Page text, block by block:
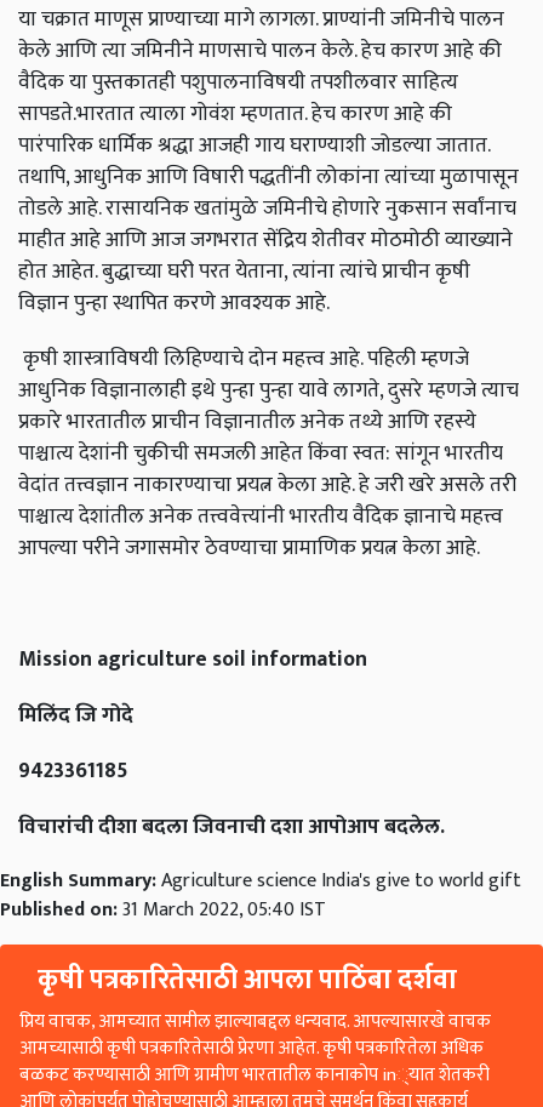
या चक्रात माणूस प्राण्याच्या मागे लागला. प्राण्यांनी जमिनीचे पालन
केले आणि त्या जमिनीने माणसाचे पालन केले. हेच कारण आहे की
वैदिक या पुस्तकातही पशुपालनाविषयी तपशीलवार साहित्य
सापडते.भारतात त्याला गोवंश म्हणतात. हेच कारण आहे की
पारंपारिक धार्मिक श्रद्धा आजही गाय घराण्याशी जोडल्या जातात.
तथापि, आधुनिक आणि विषारी पद्धतींनी लोकांना त्यांच्या मुळापासून
तोडले आहे. रासायनिक खतांमुळे जमिनीचे होणारे नुकसान सर्वांनाच
माहीत आहे आणि आज जगभरात सेंद्रिय शेतीवर मोठमोठी व्याख्याने
होत आहेत. बुद्धाच्या घरी परत येताना, त्यांना त्यांचे प्राचीन कृषी
विज्ञान पुन्हा स्थापित करणे आवश्यक आहे.
कृषी शास्त्राविषयी लिहिण्याचे दोन महत्त्व आहे. पहिली म्हणजे
आधुनिक विज्ञानालाही इथे पुन्हा पुन्हा यावे लागते, दुसरे म्हणजे त्याच
प्रकारे भारतातील प्राचीन विज्ञानातील अनेक तथ्ये आणि रहस्ये
पाश्चात्य देशांनी चुकीची समजली आहेत किंवा स्वत: सांगून भारतीय
वेदांत तत्त्वज्ञान नाकारण्याचा प्रयत्न केला आहे. हे जरी खरे असले तरी
पाश्चात्य देशांतील अनेक तत्त्ववेत्त्यांनी भारतीय वैदिक ज्ञानाचे महत्त्व
आपल्या परीने जगासमोर ठेवण्याचा प्रामाणिक प्रयत्न केला आहे.
Mission agriculture soil information
मिलिंद जि गोदे
9423361185
विचारांची दीशा बदला जिवनाची दशा आपोआप बदलेल.
English Summary:Agriculture science India's give to world gift
Published on:31 March 2022, 05:40 IST
कृषी पत्रकारितेसाठी आपला पाठिंबा दर्शवा
प्रिय वाचक, आमच्यात सामील झाल्याबद्दल धन्यवाद. आपल्यासारखे वाचक
आमच्यासाठी कृषी पत्रकारितेसाठी प्रेरणा आहेत. कृषी पत्रकारितेला अधिक
बळकट करण्यासाठी आणि ग्रामीण भारतातील कानाकोप in्यात शेतकरी